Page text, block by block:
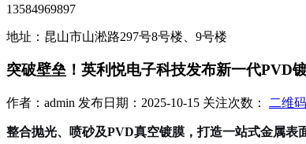
13584969897
地址：昆山市山淞路297号8号楼、9号楼
突破壁垒！英利悦电子科技发布新一代PVD
作者：admin 发布日期：2025-10-15 关注次数： 二维
整合抛光、喷砂及PVD真空镀膜，打造一站式金属表